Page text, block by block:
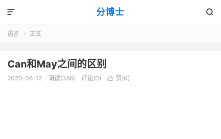
分博士 

语言  正文
Can和May之间的区别
2020-06-12 阅读(386) 评论(0)  赞(0)